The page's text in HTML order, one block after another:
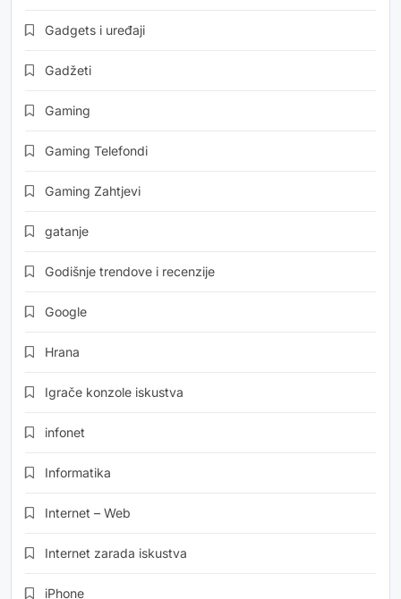
Gadgets i uređaji
Gadžeti
Gaming
Gaming Telefondi
Gaming Zahtjevi
gatanje
Godišnje trendove i recenzije
Google
Hrana
Igrače konzole iskustva
infonet
Informatika
Internet – Web
Internet zarada iskustva
iPhone